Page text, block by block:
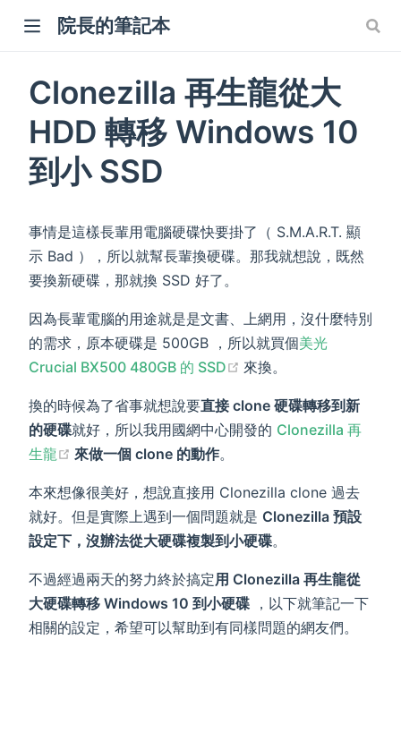
院長的筆記本
Clonezilla 再生龍從大
HDD 轉移 Windows 10
到小 SSD
事情是這樣長輩用電腦硬碟快要掛了（ S.M.A.R.T. 顯
示 Bad ），所以就幫長輩換硬碟。那我就想說，既然
要換新硬碟，那就換 SSD 好了。
因為長輩電腦的用途就是是文書、上網用，沒什麼特別
的需求，原本硬碟是 500GB ，所以就買個美光
Crucial BX500 480GB 的 SSD
(opens new window)
來換。
換的時候為了省事就想說要直接 clone 硬碟轉移到新
的硬碟就好，所以我用國網中心開發的 Clonezilla 再
生龍
(opens new window)
來做一個 clone 的動作。
本來想像很美好，想說直接用 Clonezilla clone 過去
就好。但是實際上遇到一個問題就是 Clonezilla 預設
設定下，沒辦法從大硬碟複製到小硬碟。
不過經過兩天的努力終於搞定用 Clonezilla 再生龍從
大硬碟轉移 Windows 10 到小硬碟 ，以下就筆記一下
相關的設定，希望可以幫助到有同樣問題的網友們。